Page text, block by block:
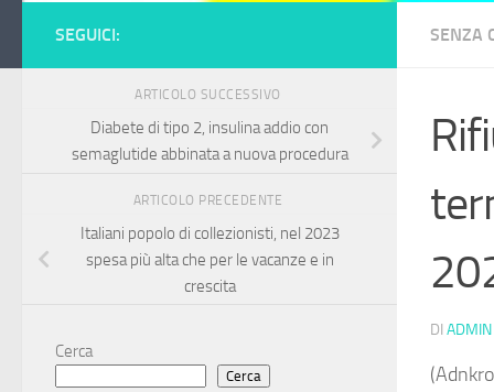
SENZA
DI ADMIN
SEGUICI:
ARTICOLO SUCCESSIVO
Diabete di tipo 2, insulina addio con
semaglutide abbinata a nuova procedura
ARTICOLO PRECEDENTE
Italiani popolo di collezionisti, nel 2023
spesa più alta che per le vacanze e in
crescita
Cerca
Cerca